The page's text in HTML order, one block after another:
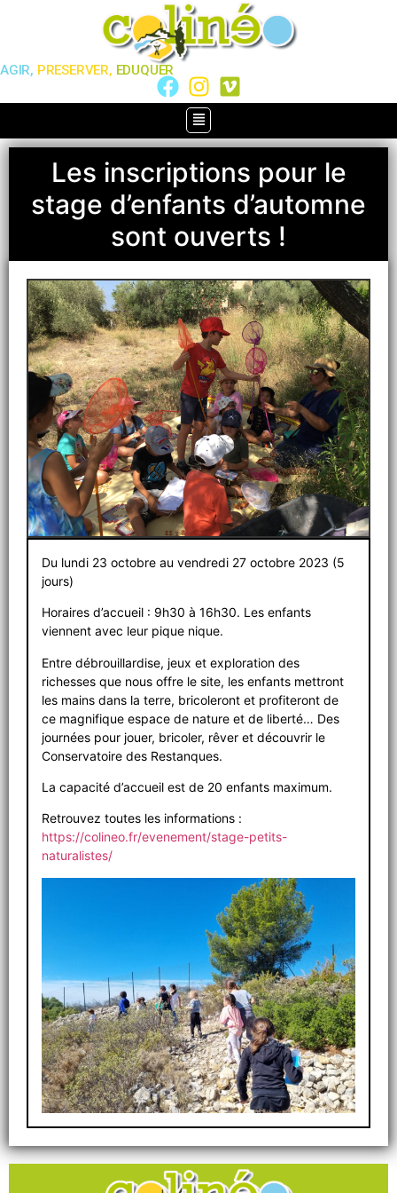
AGIR, PRESERVER, EDUQUER
Les inscriptions pour le
stage d’enfants d’automne
sont ouverts !
Du lundi 23 octobre au vendredi 27 octobre 2023 (5
jours)
Horaires d’accueil : 9h30 à 16h30. Les enfants
viennent avec leur pique nique.
Entre débrouillardise, jeux et exploration des
richesses que nous offre le site, les enfants mettront
les mains dans la terre, bricoleront et profiteront de
ce magnifique espace de nature et de liberté… Des
journées pour jouer, bricoler, rêver et découvrir le
Conservatoire des Restanques.
La capacité d’accueil est de 20 enfants maximum.
Retrouvez toutes les informations :
https://colineo.fr/evenement/stage-petits-
naturalistes/